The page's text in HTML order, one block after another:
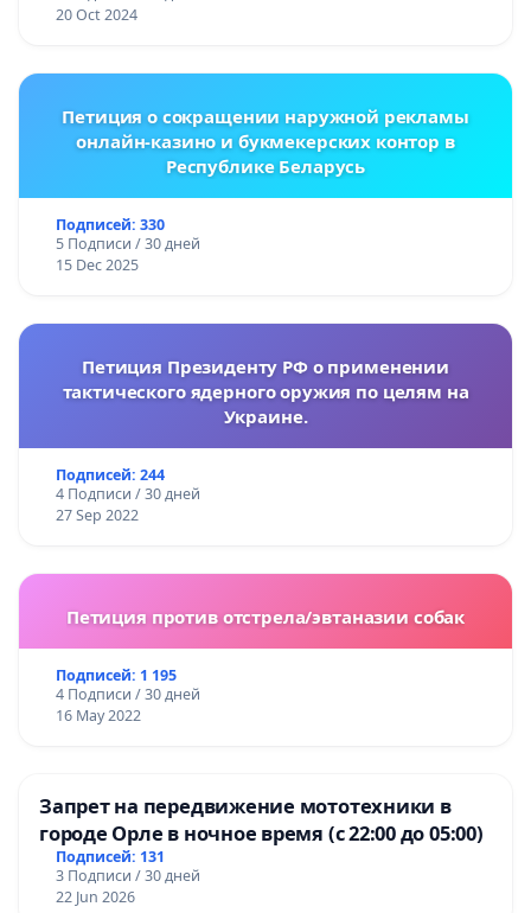
20 Oct 2024
Петиция о сокращении наружной рекламы
онлайн-казино и букмекерских контор в
Республике Беларусь
Подписей: 330
5 Подписи / 30 дней
15 Dec 2025
Петиция Президенту РФ о применении
тактического ядерного оружия по целям на
Украине.
Подписей: 244
4 Подписи / 30 дней
27 Sep 2022
Петиция против отстрела/эвтаназии собак
Подписей: 1 195
4 Подписи / 30 дней
16 May 2022
Запрет на передвижение мототехники в
городе Орле в ночное время (с 22:00 до 05:00)
Подписей: 131
3 Подписи / 30 дней
22 Jun 2026